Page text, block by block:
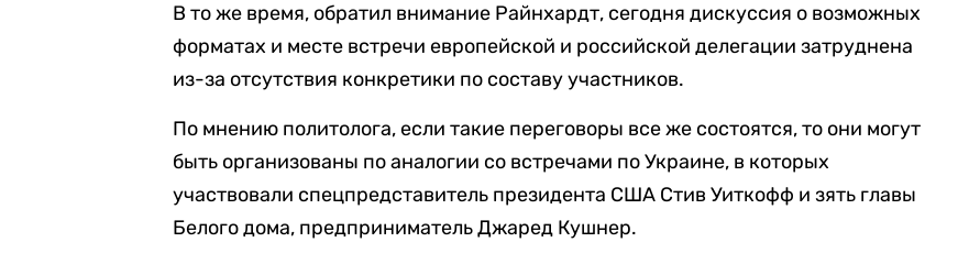
В то же время, обратил внимание Райнхардт, сегодня дискуссия о возможных
форматах и месте встречи европейской и российской делегации затруднена
из-за отсутствия конкретики по составу участников.
По мнению политолога, если такие переговоры все же состоятся, то они могут
быть организованы по аналогии со встречами по Украине, в которых
участвовали спецпредставитель президента США Стив Уиткофф и зять главы
Белого дома, предприниматель Джаред Кушнер.